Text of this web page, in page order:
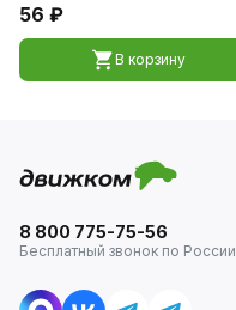
56 ₽
В корзину
8 800 775-75-56
Бесплатный звонок по России